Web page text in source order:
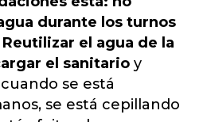
durante los turnos
el agua de la
el sanitario y
se está
se está cepillando